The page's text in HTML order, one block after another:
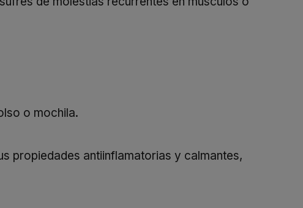
o mochila.
propiedades antiinflamatorias y calmantes,